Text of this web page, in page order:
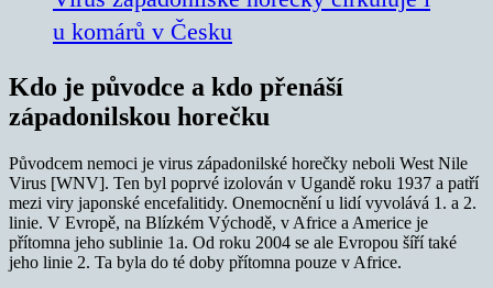
u komárů v Česku
Kdo je původce a kdo přenáší
západonilskou horečku
Původcem nemoci je virus západonilské horečky neboli West Nile
Virus [WNV]. Ten byl poprvé izolován v Ugandě roku 1937 a patří
mezi viry japonské encefalitidy. Onemocnění u lidí vyvolává 1. a 2.
linie. V Evropě, na Blízkém Východě, v Africe a Americe je
přítomna jeho sublinie 1a. Od roku 2004 se ale Evropou šíří také
jeho linie 2. Ta byla do té doby přítomna pouze v Africe.